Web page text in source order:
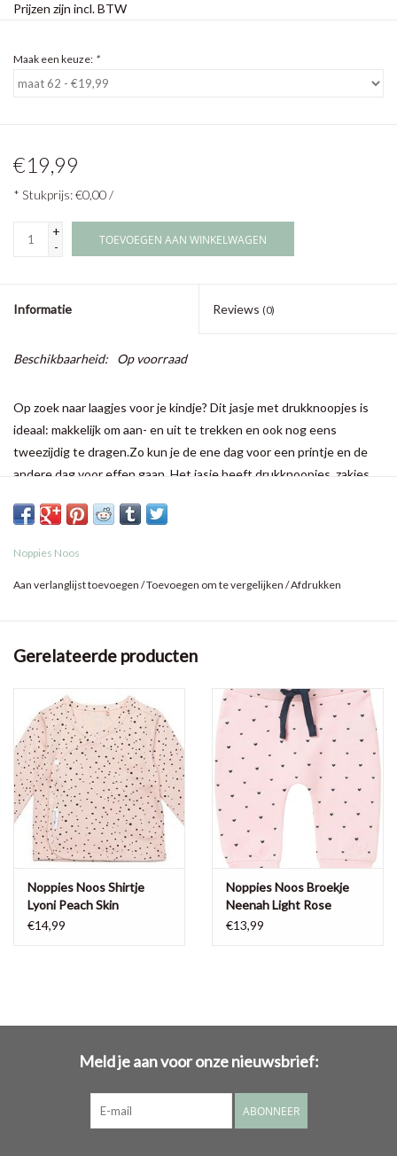
Prijzen zijn incl. BTW
Maak een keuze: *
€19,99
* Stukprijs: €0,00 /
+
-
TOEVOEGEN AAN WINKELWAGEN
Informatie Reviews (0)
Beschikbaarheid: Op voorraad
Op zoek naar laagjes voor je kindje? Dit jasje met drukknoopjes is
ideaal: makkelijk om aan- en uit te trekken en ook nog eens
tweezijdig te dragen.Zo kun je de ene dag voor een printje en de
andere dag voor effen gaan. Het jasje heeft drukknoopjes, zakjes,
katoen.Combineer met het bijpassende spotted broekje, zo leuk!
Noppies Noos
Aan verlanglijst toevoegen /Toevoegen om te vergelijken /Afdrukken
Gerelateerde producten
Noppies Noos Shirtje
Lyoni Peach Skin
€14,99
Noppies Noos Broekje
Neenah Light Rose
€13,99
Meld je aan voor onze nieuwsbrief:
ABONNEER